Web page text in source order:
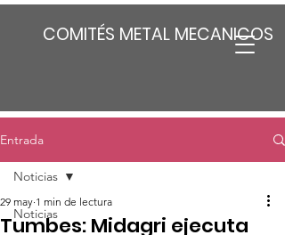
COMITÉS METAL MECANICOS
Entrada
Noticias
Noticias
Tumbes: Midagri ejecuta
29 may 1 min de lectura